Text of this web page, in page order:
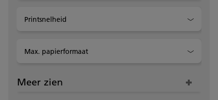
Printsnelheid
Max. papierformaat
Meer zien